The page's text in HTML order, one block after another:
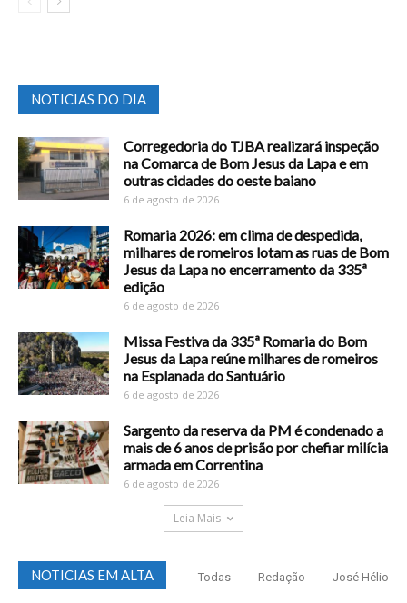
NOTICIAS DO DIA
Corregedoria do TJBA realizará inspeção
na Comarca de Bom Jesus da Lapa e em
outras cidades do oeste baiano
6 de agosto de 2026
Romaria 2026: em clima de despedida,
milhares de romeiros lotam as ruas de Bom
Jesus da Lapa no encerramento da 335ª
edição
6 de agosto de 2026
Missa Festiva da 335ª Romaria do Bom
Jesus da Lapa reúne milhares de romeiros
na Esplanada do Santuário
6 de agosto de 2026
Sargento da reserva da PM é condenado a
mais de 6 anos de prisão por chefiar milícia
armada em Correntina
6 de agosto de 2026
Leia Mais
NOTICIAS EM ALTA Todas Redação José Hélio